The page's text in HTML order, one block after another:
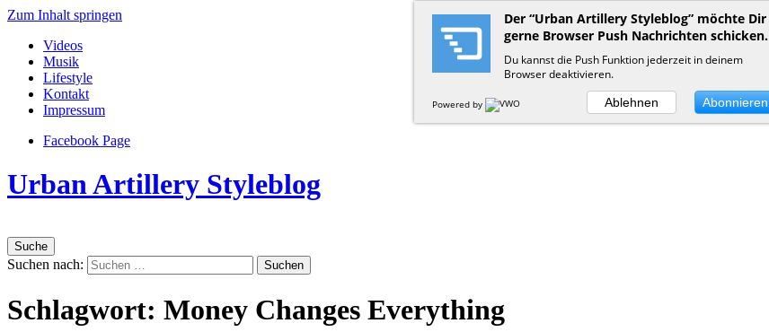
Zum Inhalt springen
Videos
Musik
Lifestyle
Kontakt
Impressum
Facebook Page
Urban Artillery Styleblog
Suche
Suchen nach:
Schlagwort: Money Changes Everything
Der “Urban Artillery Styleblog” möchte Dir
gerne Browser Push Nachrichten schicken.
Du kannst die Push Funktion jederzeit in deinem
Browser deaktivieren.
Powered by Ablehnen Abonnieren